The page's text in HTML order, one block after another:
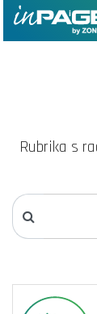
Rubrika s